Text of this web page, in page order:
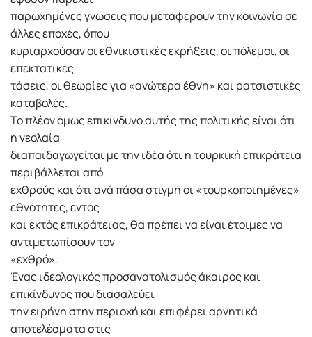
παρωχημένες γνώσεις που μεταφέρουν την κοινωνία σε
άλλες εποχές, όπου
κυριαρχούσαν οι εθνικιστικές εκρήξεις, οι πόλεμοι, οι
επεκτατικές
τάσεις, οι θεωρίες για «ανώτερα έθνη» και ρατσιστικές
καταβολές.
Το πλέον όμως επικίνδυνο αυτής της πολιτικής είναι ότι
η νεολαία
διαπαιδαγωγείται με την ιδέα ότι η τουρκική επικράτεια
περιβάλλεται από
εχθρούς και ότι ανά πάσα στιγμή οι «τουρκοποιημένες»
εθνότητες, εντός
και εκτός επικράτειας, θα πρέπει να είναι έτοιμες να
αντιμετωπίσουν τον
«εχθρό».
Ένας ιδεολογικός προσανατολισμός άκαιρος και
επικίνδυνος που διασαλεύει
την ειρήνη στην περιοχή και επιφέρει αρνητικά
αποτελέσματα στις